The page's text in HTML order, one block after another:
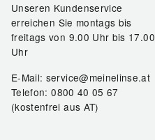
Unseren Kundenservice
erreichen Sie montags bis
freitags von 9.00 Uhr bis 17.00
Uhr
E-Mail: service@meinelinse.at
Telefon: 0800 40 05 67
(kostenfrei aus AT)